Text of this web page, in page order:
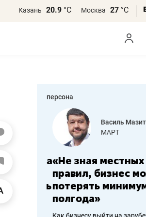
Казань 20.9 °С Москва 27 °С
персона
работа
Василь
МАРТ
«Не зная местных
правил, бизнес
потерять минимум
полгода»